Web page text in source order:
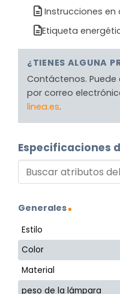
Instrucciones en
Etiqueta
¿TIENES ALGUNA
Contáctenos.
por correo
linea.es.
Especificaciones
Generales
Estilo
Color
Material
peso de la lámpara